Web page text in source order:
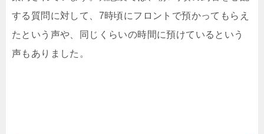
する質問に対して、7時頃にフロントで預かってもらえ
たという声や、同じくらいの時間に預けているという
声もありました。